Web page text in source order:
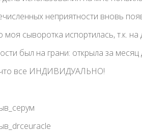
неприятности вновь
сыворотка испортилась, т.к.
был на грани: открыла за
все ИНДИВИДУАЛЬНО!